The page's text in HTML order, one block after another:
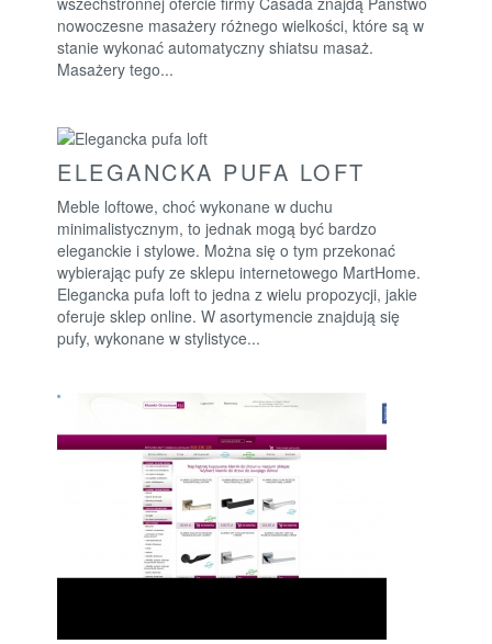
nowoczesne masażery różnego wielkości, które są w
stanie wykonać automatyczny shiatsu masaż.
Masażery tego...
ELEGANCKA PUFA LOFT
Meble loftowe, choć wykonane w duchu
minimalistycznym, to jednak mogą być bardzo
eleganckie i stylowe. Można się o tym przekonać
wybierając pufy ze sklepu internetowego MartHome.
Elegancka pufa loft to jedna z wielu propozycji, jakie
oferuje sklep online. W asortymencie znajdują się
pufy, wykonane w stylistyce...